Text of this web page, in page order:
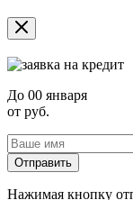
До 00 января
от руб.
Отправить
Нажимая кнопку